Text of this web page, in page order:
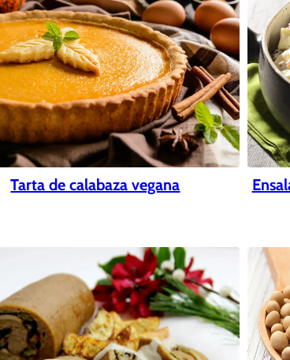
Tarta de calabaza vegana